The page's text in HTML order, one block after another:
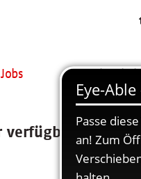
AWO als